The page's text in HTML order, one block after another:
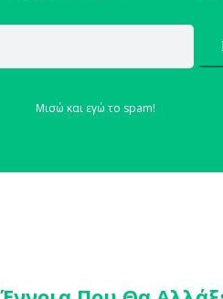
Μισώ και εγώ το spam!